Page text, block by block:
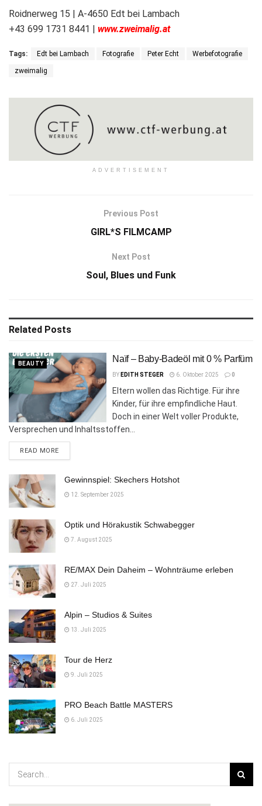
Roidnerweg 15 | A-4650 Edt bei Lambach
+43 699 1731 8441 | www.zweimalig.at
Tags: Edt bei Lambach Fotografie Peter Echt Werbefotografie
zweimalig
ADVERTISEMENT
Previous Post
GIRL*S FILMCAMP
Next Post
Soul, Blues und Funk
Related Posts
BEAUTY Naïf – Baby-Badeöl mit 0 % Parfüm
BY EDITH STEGER 6. Oktober 2025 0
Eltern wollen das Richtige. Für ihre
Kinder, für ihre empfindliche Haut.
Doch in einer Welt voller Produkte,
Versprechen und Inhaltsstoffen...
READ MOREDETAILS
Gewinnspiel: Skechers Hotshot
12. September 2025
Optik und Hörakustik Schwabegger
7. August 2025
RE/MAX Dein Daheim – Wohnträume erleben
27. Juli 2025
Alpin – Studios & Suites
13. Juli 2025
Tour de Herz
9. Juli 2025
PRO Beach Battle MASTERS
6. Juli 2025